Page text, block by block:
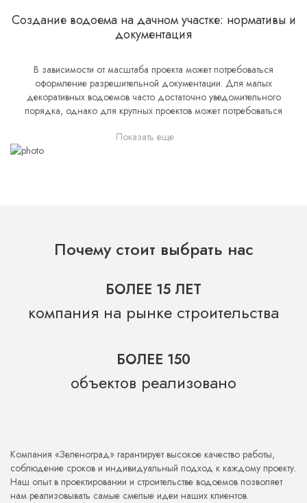
Создание водоема на дачном участке: нормативы и
документация
В зависимости от масштаба проекта может потребоваться
оформление разрешительной документации. Для малых
декоративных водоемов часто достаточно уведомительного
порядка, однако для крупных проектов может потребоваться
согласование с местными властями.
Выбирая нас, вы выбираете надежного партнера, готового
создание небольшого декоративного пруда или реализация
большого ландшафтного проекта с водоемом, включающим
предложить наилучшее соотношение цены и качества.
обоснованный выбор материалов и технологий.
Показать еще
Почему стоит выбрать нас
БОЛЕЕ 15 ЛЕТ
компания на рынке строительства
БОЛЕЕ 150
объектов реализовано
Компания «Зеленоград» гарантирует высокое качество работы,
соблюдение сроков и индивидуальный подход к каждому проекту.
Наш опыт в проектировании и строительстве водоемов позволяет
нам реализовывать самые смелые идеи наших клиентов.